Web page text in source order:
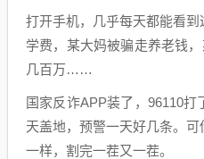
打开手机，几乎每天都能看
学费，某大妈被骗走养老钱
几百万……
国家反诈APP装了，96110
天盖地，预警一天好几条。
一样，割完一茬又一茬。